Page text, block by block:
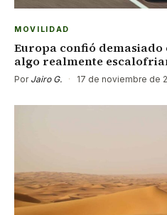
MOVILIDAD
Europa confió demasiado
algo realmente
Por Jairo G. · 17 de noviembre de